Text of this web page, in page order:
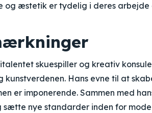
æstetik er tydelig i deres arbejde
skuespiller og kreativ
Hans evne til at
er imponerende. Sammen med
nye standarder inden for